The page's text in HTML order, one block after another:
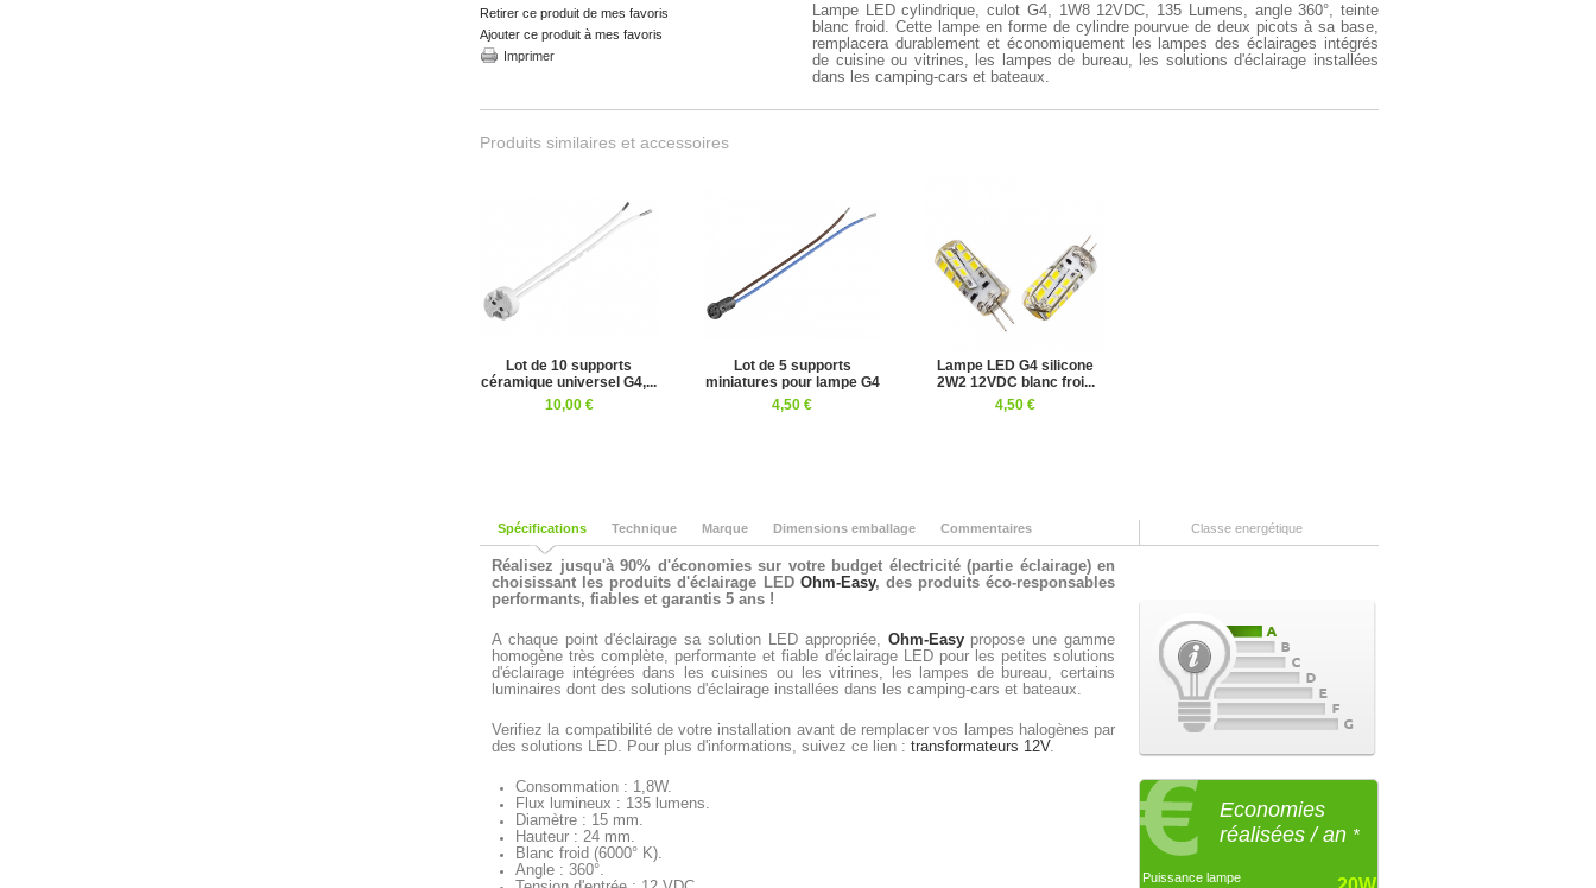
Retirer ce produit de mes favoris
Ajouter ce produit à mes favoris
Imprimer
Lampe LED cylindrique, culot G4, 1W8 12VDC, 135 Lumens, angle 360°, teinte
blanc froid. Cette lampe en forme de cylindre pourvue de deux picots à sa base,
remplacera durablement et économiquement les lampes des éclairages intégrés
de cuisine ou vitrines, les lampes de bureau, les solutions d'éclairage installées
dans les camping-cars et bateaux.
Produits similaires et accessoires
Lot de 10 supports
céramique universel G4,...
10,00 €
Lot de 5 supports
miniatures pour lampe G4
4,50 €
Lampe LED G4 silicone
2W2 12VDC blanc froi...
4,50 €
Spécifications Technique Marque Dimensions emballage Commentaires
Réalisez jusqu'à 90% d'économies sur votre budget électricité (partie éclairage) en
choisissant les produits d'éclairage LED Ohm-Easy, des produits éco-responsables
performants, fiables et garantis 5 ans !
A chaque point d'éclairage sa solution LED appropriée, Ohm-Easypropose une gamme
homogène très complète, performante et fiable d'éclairage LED pour les petites solutions
d'éclairage intégrées dans les cuisines ou les vitrines, les lampes de bureau, certains
luminaires dont des solutions d'éclairage installées dans les camping-cars et bateaux.
Verifiez la compatibilité de votre installation avant de remplacer vos lampes halogènes par
des solutions LED. Pour plus d'informations, suivez ce lien : transformateurs 12V.
Consommation : 1,8W.
Flux lumineux : 135 lumens.
Diamètre : 15 mm.
Hauteur : 24 mm.
Blanc froid (6000° K).
Angle : 360°.
Classe energétique
Economies
réalisées / an *
Puissance lampe